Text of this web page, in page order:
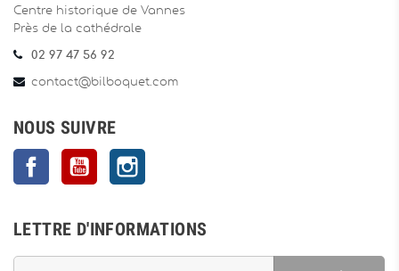
Centre historique de Vannes
Près de la cathédrale
02 97 47 56 92
contact@bilboquet.com
NOUS SUIVRE
FacebookYouTube
LETTRE D'INFORMATIONS